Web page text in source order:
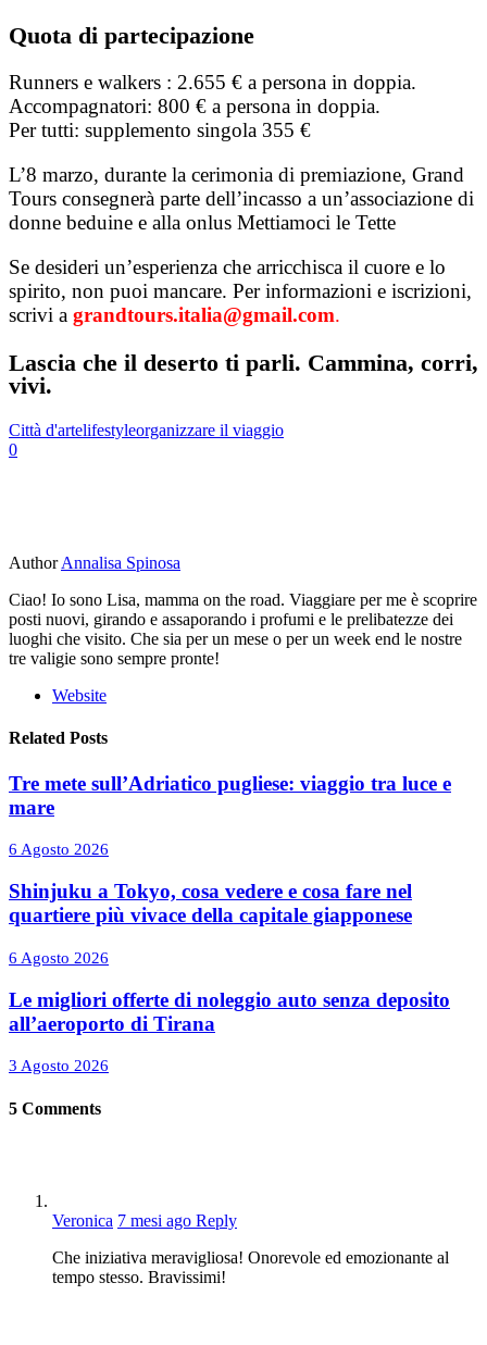
Quota di partecipazione
Runners e walkers : 2.655 € a persona in doppia.
Accompagnatori: 800 € a persona in doppia.
Per tutti: supplemento singola 355 €
L’8 marzo, durante la cerimonia di premiazione, Grand
Tours consegnerà parte dell’incasso a un’associazione di
donne beduine e alla onlus Mettiamoci le Tette
Se desideri un’esperienza che arricchisca il cuore e lo
spirito, non puoi mancare. Per informazioni e iscrizioni,
scrivi a grandtours.italia@gmail.com.
Lascia che il deserto ti parli. Cammina, corri,
vivi.
Città d'artelifestyleorganizzare il viaggio
0
Author Annalisa Spinosa
Ciao! Io sono Lisa, mamma on the road. Viaggiare per me è scoprire
posti nuovi, girando e assaporando i profumi e le prelibatezze dei
luoghi che visito. Che sia per un mese o per un week end le nostre
tre valigie sono sempre pronte!
Website
Related Posts
Tre mete sull’Adriatico pugliese: viaggio tra luce e
mare
6 Agosto 2026
Shinjuku a Tokyo, cosa vedere e cosa fare nel
quartiere più vivace della capitale giapponese
6 Agosto 2026
Le migliori offerte di noleggio auto senza deposito
all’aeroporto di Tirana
3 Agosto 2026
5 Comments
Veronica 7 mesi ago Reply
Che iniziativa meravigliosa! Onorevole ed emozionante al
tempo stesso. Bravissimi!